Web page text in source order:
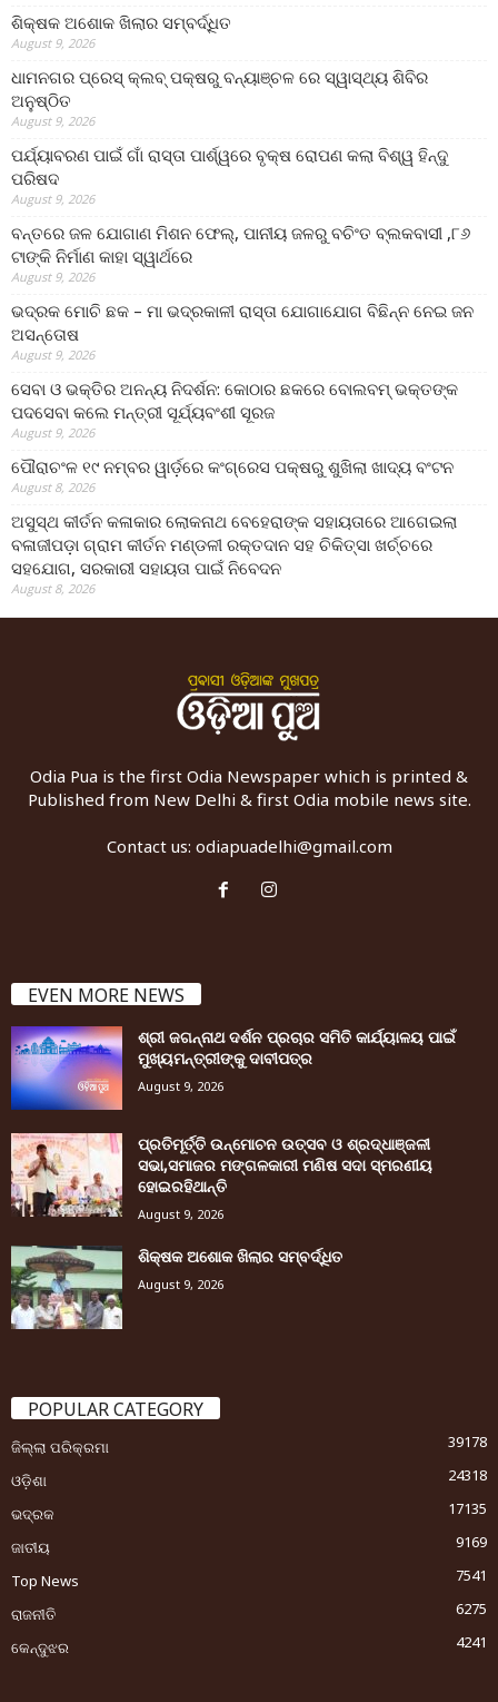
ଶିକ୍ଷକ ଅଶୋକ ଖିଲାର ସମ୍ବର୍ଦ୍ଧିତ
August 9, 2026
ଧାମନଗର ପ୍ରେସ୍ କ୍ଲବ୍ ପକ୍ଷରୁ ବନ୍ୟାଞ୍ଚଳ ରେ ସ୍ୱାସ୍ଥ୍ୟ ଶିବିର
ଅନୁଷ୍ଠିତ
August 9, 2026
ପର୍ଯ୍ୟାବରଣ ପାଇଁ ଗାଁ ରାସ୍ତା ପାର୍ଶ୍ୱରେ ବୃକ୍ଷ ରୋପଣ କଲା ବିଶ୍ୱ ହିନ୍ଦୁ
ପରିଷଦ
August 9, 2026
ବନ୍ତରେ ଜଳ ଯୋଗାଣ ମିଶନ ଫେଲ୍‌, ପାନୀୟ ଜଳରୁ ବଚିଂତ ବ୍ଲକବାସୀ ,୮୬
ଟାଙ୍କି ନିର୍ମାଣ କାହା ସ୍ୱାର୍ଥରେ
August 9, 2026
ଭଦ୍ରକ ମୋଚି ଛକ – ମା ଭଦ୍ରକାଳୀ ରାସ୍ତା ଯୋଗାଯୋଗ ବିଛିନ୍ନ ନେଇ ଜନ
ଅସନ୍ତୋଷ
August 9, 2026
ସେବା ଓ ଭକ୍ତିର ଅନନ୍ୟ ନିଦର୍ଶନ: କୋଠାର ଛକରେ ବୋଲବମ୍ ଭକ୍ତଙ୍କ
ପଦସେବା କଲେ ମନ୍ତ୍ରୀ ସୂର୍ଯ୍ୟବଂଶୀ ସୂରଜ
August 9, 2026
ପୌରାଚଂଳ ୧୯ ନମ୍ବର ୱାର୍ଡ଼ରେ କଂଗ୍ରେସ ପକ୍ଷରୁ ଶୁଖିଲା ଖାଦ୍ୟ ବଂଟନ
August 8, 2026
ଅସୁସ୍ଥ କୀର୍ତନ କଳାକାର ଲୋକନାଥ ବେହେରାଙ୍କ ସହାୟତାରେ ଆଗେଇଲା
ବଳାଜୀପଡ଼ା ଗ୍ରାମ କୀର୍ତନ ମଣ୍ଡଳୀ ରକ୍ତଦାନ ସହ ଚିକିତ୍ସା ଖର୍ଚ୍ଚରେ
ସହଯୋଗ, ସରକାରୀ ସହାୟତା ପାଇଁ ନିବେଦନ
August 8, 2026
Odia Pua is the first Odia Newspaper which is printed &
Published from New Delhi & first Odia mobile news site.
Contact us: odiapuadelhi@gmail.com
EVEN MORE NEWS
ଶ୍ରୀ ଜଗନ୍ନାଥ ଦର୍ଶନ ପ୍ରଚାର ସମିତି କାର୍ଯ୍ୟାଳୟ ପାଇଁ
ମୁଖ୍ୟମନ୍ତ୍ରୀଙ୍କୁ ଦାବୀପତ୍ର
August 9, 2026
ପ୍ରତିମୂର୍ତ୍ତି ଉନ୍ମୋଚନ ଉତ୍ସବ ଓ ଶ୍ରଦ୍ଧାଞ୍ଜଳୀ
ସଭା,ସମାଜର ମଙ୍ଗଳକାରୀ ମଣିଷ ସଦା ସ୍ମରଣୀୟ
ହୋଇରହିଥାନ୍ତି
August 9, 2026
ଶିକ୍ଷକ ଅଶୋକ ଖିଲାର ସମ୍ବର୍ଦ୍ଧିତ
August 9, 2026
POPULAR CATEGORY
ଜିଲ୍ଲା ପରିକ୍ରମା
39178
ଓଡ଼ିଶା
24318
ଭଦ୍ରକ
17135
ଜାତୀୟ
9169
Top News
7541
ରାଜନୀତି
6275
କେନ୍ଦୁଝର
4241